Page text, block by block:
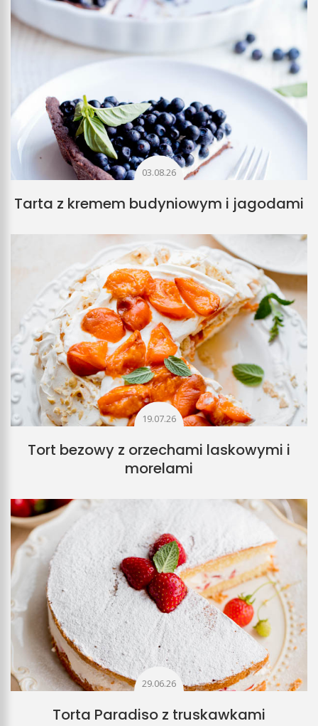
03.08.26
Tarta z kremem budyniowym i jagodami
19.07.26
Tort bezowy z orzechami laskowymi i
morelami
29.06.26
Torta Paradiso z truskawkami